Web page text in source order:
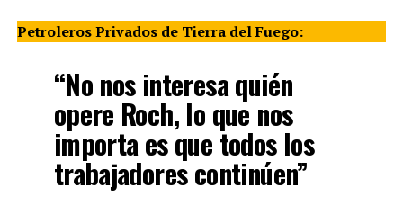
Petroleros Privados de Tierra del Fuego:
“No nos interesa quién
opere Roch, lo que nos
importa es que todos los
trabajadores continúen”